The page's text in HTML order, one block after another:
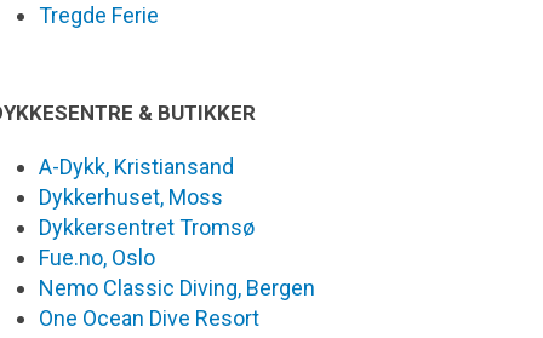
Tregde Ferie
& BUTIKKER
A-Dykk, Kristiansand
Dykkerhuset, Moss
Dykkersentret Tromsø
Fue.no, Oslo
Nemo Classic Diving, Bergen
One Ocean Dive Resort